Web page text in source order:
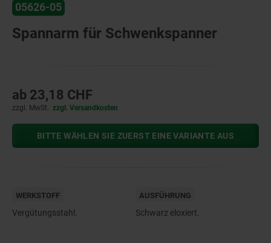
05626-05
Spannarm für Schwenkspanner
ab 23,18 CHF
zzgl. MwSt. zzgl. Versandkosten
BITTE WÄHLEN SIE ZUERST EINE VARIANTE AUS
WERKSTOFF
Vergütungsstahl.
AUSFÜHRUNG
Schwarz eloxiert.